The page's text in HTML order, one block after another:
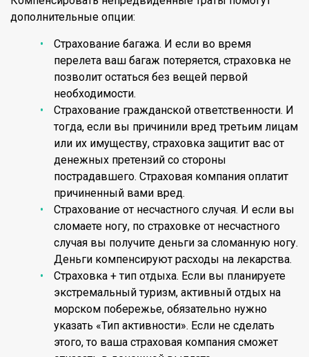
дополнительные опции:
Страхование багажа. И если во время
перелета ваш багаж потеряется, страховка не
позволит остаться без вещей первой
необходимости.
Страхование гражданской ответственности. И
тогда, если вы причинили вред третьим лицам
или их имуществу, страховка защитит вас от
денежных претензий со стороны
пострадавшего. Страховая компания оплатит
причиненный вами вред.
Страхование от несчастного случая. И если вы
сломаете ногу, по страховке от несчастного
случая вы получите деньги за сломанную ногу.
Деньги компенсируют расходы на лекарства.
Страховка + тип отдыха. Если вы планируете
экстремальный туризм, активный отдых на
морском побережье, обязательно нужно
указать «Тип активности». Если не сделать
этого, то ваша страховая компания сможет